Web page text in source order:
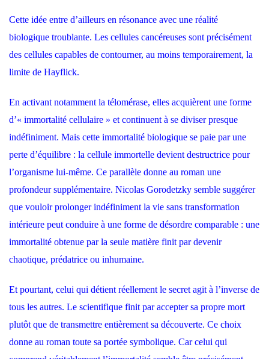
Cette idée entre d’ailleurs en résonance avec une réalité
biologique troublante. Les cellules cancéreuses sont précisément
des cellules capables de contourner, au moins temporairement, la
limite de Hayflick.
En activant notamment la télomérase, elles acquièrent une forme
d’« immortalité cellulaire » et continuent à se diviser presque
indéfiniment. Mais cette immortalité biologique se paie par une
perte d’équilibre : la cellule immortelle devient destructrice pour
l’organisme lui-même. Ce parallèle donne au roman une
profondeur supplémentaire. Nicolas Gorodetzky semble suggérer
que vouloir prolonger indéfiniment la vie sans transformation
intérieure peut conduire à une forme de désordre comparable : une
immortalité obtenue par la seule matière finit par devenir
chaotique, prédatrice ou inhumaine.
Et pourtant, celui qui détient réellement le secret agit à l’inverse de
tous les autres. Le scientifique finit par accepter sa propre mort
plutôt que de transmettre entièrement sa découverte. Ce choix
donne au roman toute sa portée symbolique. Car celui qui